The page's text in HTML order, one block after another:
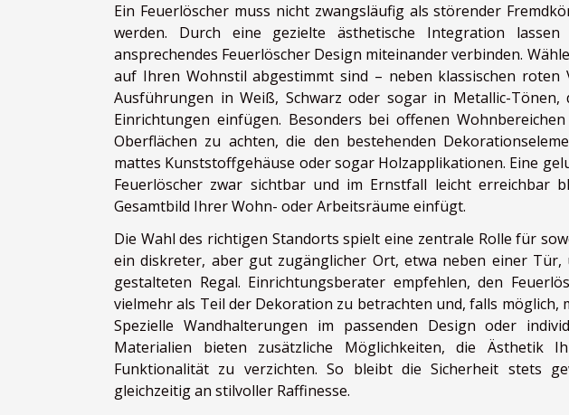
Ein Feuerlöscher muss nicht zwangsläufig als störender
werden. Durch eine gezielte ästhetische Integration
ansprechendes Feuerlöscher Design miteinander verbinden.
auf Ihren Wohnstil abgestimmt sind – neben klassischen roten
Ausführungen in Weiß, Schwarz oder sogar in Metallic-Tönen,
Einrichtungen einfügen. Besonders bei offenen
Oberflächen zu achten, die den bestehenden
mattes Kunststoffgehäuse oder sogar Holzapplikationen. Eine
Feuerlöscher zwar sichtbar und im Ernstfall leicht erreichbar
Gesamtbild Ihrer Wohn- oder Arbeitsräume einfügt.
Die Wahl des richtigen Standorts spielt eine zentrale Rolle für
ein diskreter, aber gut zugänglicher Ort, etwa neben einer
gestalteten Regal. Einrichtungsberater empfehlen, den
vielmehr als Teil der Dekoration zu betrachten und, falls möglich,
Spezielle Wandhalterungen im passenden Design oder
Materialien bieten zusätzliche Möglichkeiten, die Ästhetik
Funktionalität zu verzichten. So bleibt die Sicherheit stets
gleichzeitig an stilvoller Raffinesse.